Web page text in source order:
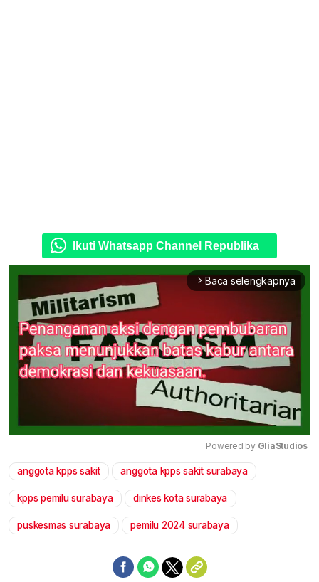
Ikuti Whatsapp Channel Republika
arrow_forward_ios Baca selengkapnya
Powered by GliaStudios
anggota kpps sakit anggota kpps sakit surabaya
kpps pemilu surabaya dinkes kota surabaya
puskesmas surabaya pemilu 2024 surabaya